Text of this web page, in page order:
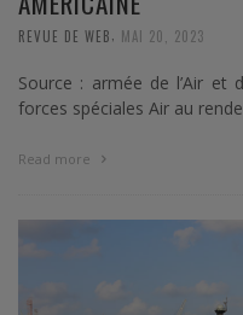
REVUE DE WEB MAI 20, 2023
Source : armée de l’Air et
forces spéciales Air au
Read more